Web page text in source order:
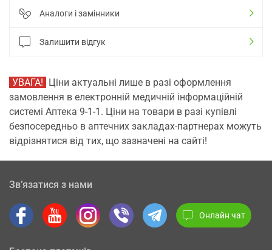
Аналоги і замінники
Залишити відгук
УВАГА! Ціни актуальні лише в разі оформлення
замовлення в електронній медичній інформаційній
системі Аптека 9-1-1. Ціни на товари в разі купівлі
безпосередньо в аптечних закладах-партнерах можуть
відрізнятися від тих, що зазначені на сайті!
Зв’язатися з нами
Онлайн чат